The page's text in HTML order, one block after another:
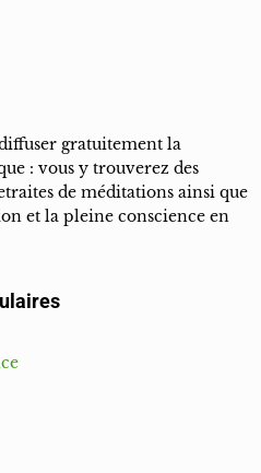
gratuitement la
: vous y trouverez des
de méditations ainsi que
et la pleine conscience en